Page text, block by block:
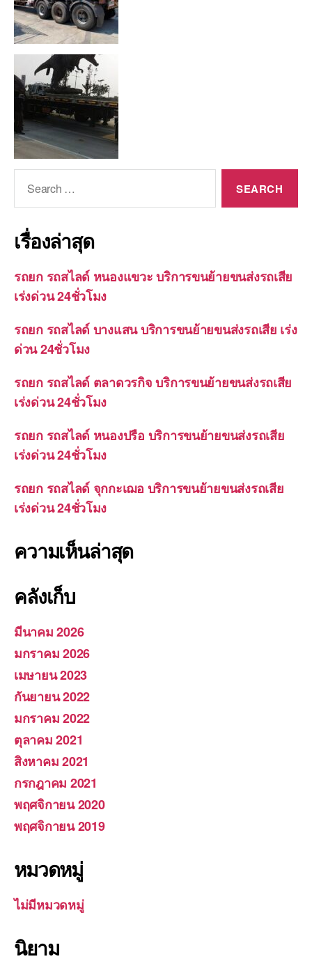
เรื่องล่าสุด
รถยก รถสไลด์ หนองแขวะ บริการขนย้ายขนส่งรถเสีย
เร่งด่วน 24ชั่วโมง
รถยก รถสไลด์ บางแสน บริการขนย้ายขนส่งรถเสีย เร่ง
ด่วน 24ชั่วโมง
รถยก รถสไลด์ ตลาดวรกิจ บริการขนย้ายขนส่งรถเสีย
เร่งด่วน 24ชั่วโมง
รถยก รถสไลด์ หนองปรือ บริการขนย้ายขนส่งรถเสีย
เร่งด่วน 24ชั่วโมง
รถยก รถสไลด์ จุกกะเฌอ บริการขนย้ายขนส่งรถเสีย
เร่งด่วน 24ชั่วโมง
ความเห็นล่าสุด
คลังเก็บ
มีนาคม 2026
มกราคม 2026
เมษายน 2023
กันยายน 2022
มกราคม 2022
ตุลาคม 2021
สิงหาคม 2021
กรกฎาคม 2021
พฤศจิกายน 2020
พฤศจิกายน 2019
หมวดหมู่
ไม่มีหมวดหมู่
นิยาม